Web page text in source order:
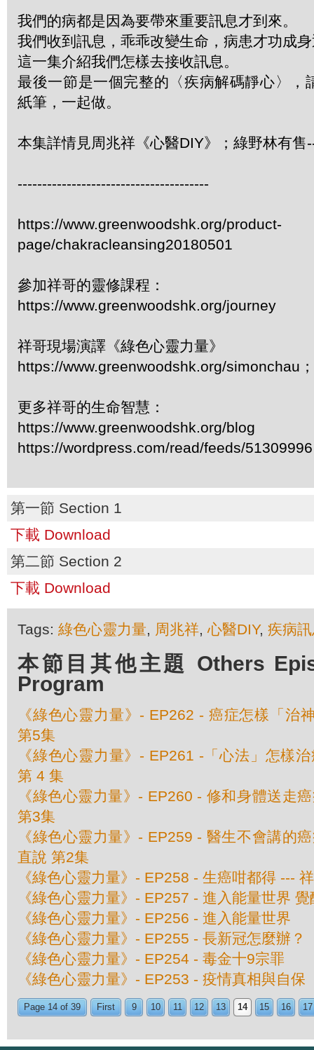
我們的病都是因為要帶來重要訊息才到來。
我們收到訊息，乖乖改變生命，病患才功成
這一集介紹我們怎樣去接收訊息。
最後一節是一個完整的〈疾病解碼靜心〉，
紙筆，一起做。
本集詳情見周兆祥《心醫DIY》；綠野林有售
---------------------------------------
https://www.greenwoodshk.org/product-
page/chakracleansing20180501
參加祥哥的靈修課程：
https://www.greenwoodshk.org/journey
祥哥現場演譯《綠色心靈力量》
https://www.greenwoodshk.org/simonchau
更多祥哥的生命智慧：
https://www.greenwoodshk.org/blog
https://wordpress.com/read/feeds/51309996
第一節 Section 1
下載 Download
第二節 Section 2
下載 Download
Tags: 綠色心靈力量, 周兆祥,心醫DIY, 疾病
本節目其他主題 Others
Program
《綠色心靈力量》- EP262 - 癌症怎樣「治
第5集
《綠色心靈力量》- EP261 -「心法」怎樣
第 4 集
《綠色心靈力量》- EP260 - 修和身體送走
第3集
《綠色心靈力量》- EP259 - 醫生不會講的
直說 第2集
《綠色心靈力量》- EP258 - 生癌咁都得 ---
《綠色心靈力量》- EP257 - 進入能量世界
《綠色心靈力量》- EP256 - 進入能量世界
《綠色心靈力量》- EP255 - 長新冠怎麼辦？
《綠色心靈力量》- EP254 - 毒金十9宗罪
《綠色心靈力量》- EP253 - 疫情真相與自保
Page 14 of 39 First 9 10 11 12 13 14 15 16 17